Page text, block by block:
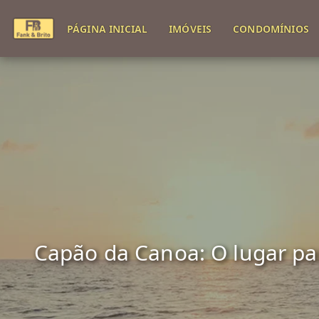
PÁGINA INICIAL IMÓVEIS CONDOMÍNIOS
Capão da Canoa: O lugar